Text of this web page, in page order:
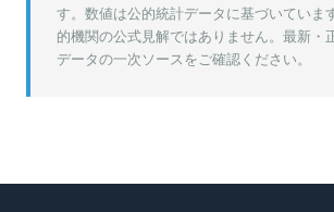
す。数値は公的統計データに基づいていま
的機関の公式見解ではありません。最新・
データの一次ソースをご確認ください。